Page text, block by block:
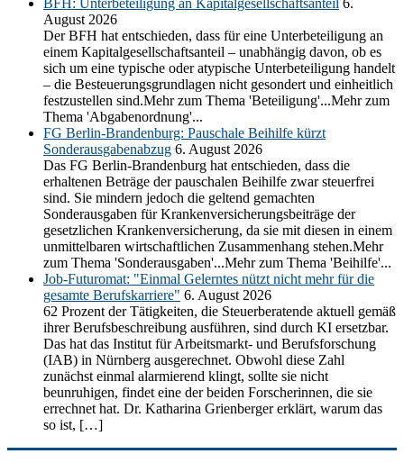
BFH: Unterbeteiligung an Kapitalgesellschaftsanteil 6.
August 2026
Der BFH hat entschieden, dass für eine Unterbeteiligung an
einem Kapitalgesellschaftsanteil – unabhängig davon, ob es
sich um eine typische oder atypische Unterbeteiligung handelt
– die Besteuerungsgrundlagen nicht gesondert und einheitlich
festzustellen sind.Mehr zum Thema 'Beteiligung'...Mehr zum
Thema 'Abgabenordnung'...
FG Berlin-Brandenburg: Pauschale Beihilfe kürzt
Sonderausgabenabzug 6. August 2026
Das FG Berlin-Brandenburg hat entschieden, dass die
erhaltenen Beträge der pauschalen Beihilfe zwar steuerfrei
sind. Sie mindern jedoch die geltend gemachten
Sonderausgaben für Krankenversicherungsbeiträge der
gesetzlichen Krankenversicherung, da sie mit diesen in einem
unmittelbaren wirtschaftlichen Zusammenhang stehen.Mehr
zum Thema 'Sonderausgaben'...Mehr zum Thema 'Beihilfe'...
Job-Futuromat: "Einmal Gelerntes nützt nicht mehr für die
gesamte Berufskarriere" 6. August 2026
62 Prozent der Tätigkeiten, die Steuerberatende aktuell gemäß
ihrer Berufsbeschreibung ausführen, sind durch KI ersetzbar.
Das hat das Institut für Arbeitsmarkt- und Berufsforschung
(IAB) in Nürnberg ausgerechnet. Obwohl diese Zahl
zunächst einmal alarmierend klingt, sollte sie nicht
beunruhigen, findet eine der beiden Forscherinnen, die sie
errechnet hat. Dr. Katharina Grienberger erklärt, warum das
so ist, […]